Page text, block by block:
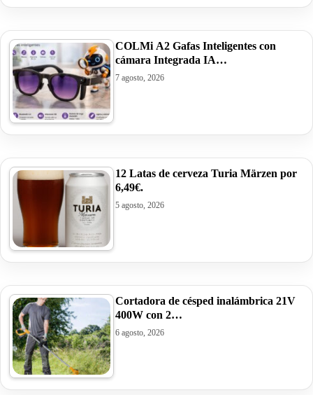
COLMi A2 Gafas Inteligentes con
cámara Integrada IA…
7 agosto, 2026
12 Latas de cerveza Turia Märzen por
6,49€.
5 agosto, 2026
Cortadora de césped inalámbrica 21V
400W con 2…
6 agosto, 2026